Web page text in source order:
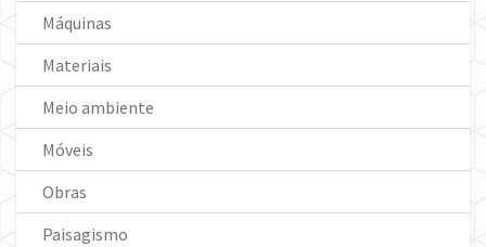
Máquinas
Materiais
Meio ambiente
Móveis
Obras
Paisagismo